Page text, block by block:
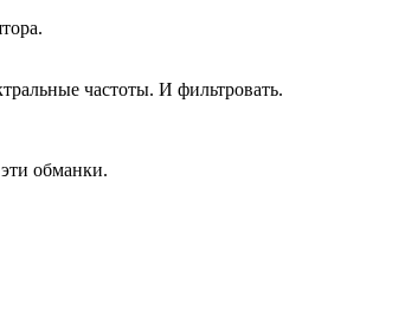
частоты. И фильтровать.
обманки.